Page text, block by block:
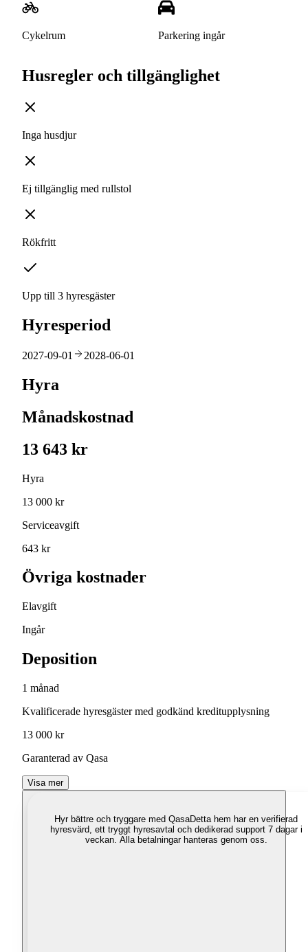
Cykelrum Parkering ingår
Husregler och tillgänglighet
Inga husdjur
Ej tillgänglig med rullstol
Rökfritt
Upp till 3 hyresgäster
Hyresperiod
2027-09-01 2028-06-01
Hyra
Månadskostnad
13 643 kr
Hyra
13 000 kr
Serviceavgift
643 kr
Övriga kostnader
Elavgift
Ingår
Deposition
1 månad
Kvalificerade hyresgäster med godkänd kreditupplysning
13 000 kr
Garanterad av Qasa
Visa mer
Hyr bättre och tryggare med QasaDetta hem har en verifierad
hyresvärd, ett tryggt hyresavtal och dedikerad support 7 dagar i
veckan. Alla betalningar hanteras genom oss.